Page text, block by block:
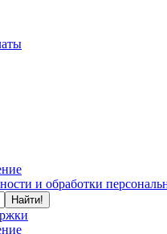
и обработки
Найти!